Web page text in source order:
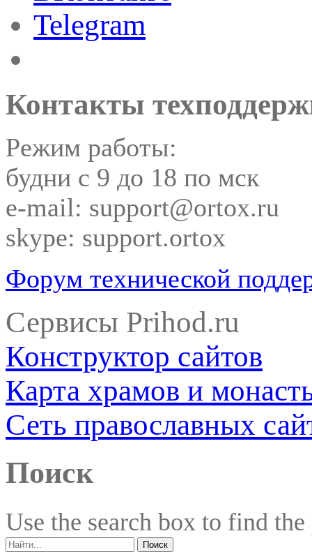
Telegram
Контакты
Режим работы:
будни с 9 до 18 по мск
e-mail: support@ortox.ru
skype: support.ortox
Форум технической
Сервисы Prihod.ru
Конструктор сайтов
Карта храмов и
Сеть православных
Поиск
Use the search box to find